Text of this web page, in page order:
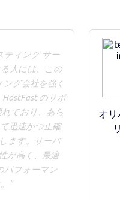
ティング サー
人には、この
グ会社を強く
HostFast のサポ
れており、あら
迅速かつ正確
ます。サーバ
が高く、最適
パフォーマン
"
オリ